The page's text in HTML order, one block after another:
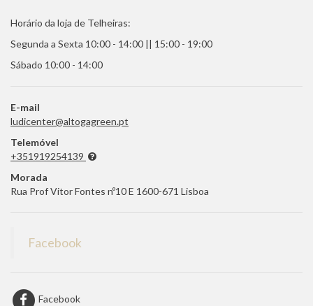
Horário da loja de Telheiras:
Segunda a Sexta 10:00 - 14:00 || 15:00 - 19:00
Sábado 10:00 - 14:00
E-mail
ludicenter@altogagreen.pt
Telemóvel
+351919254139
Morada
Rua Prof Vitor Fontes nº10 E 1600-671 Lisboa
Facebook
Facebook